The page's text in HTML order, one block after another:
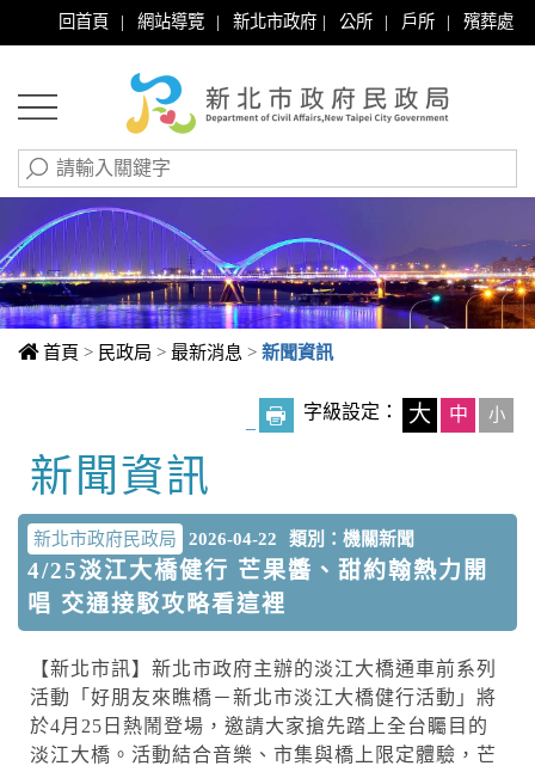
回首頁 | 網站導覽 | 新北市政府 | 公所 | 戶所 | 殯葬處
首頁 > 民政局 > 最新消息 > 新聞資訊
字級設定： 大 中 小
中央內容區塊
新聞資訊
新北市政府民政局 2026-04-22 類別：機關新聞
4/25淡江大橋健行 芒果醬、甜約翰熱力開
唱 交通接駁攻略看這裡
【新北市訊】新北市政府主辦的淡江大橋通車前系列
活動「好朋友來瞧橋－新北市淡江大橋健行活動」將
於4月25日熱鬧登場，邀請大家搶先踏上全台矚目的
淡江大橋。活動結合音樂、市集與橋上限定體驗，芒